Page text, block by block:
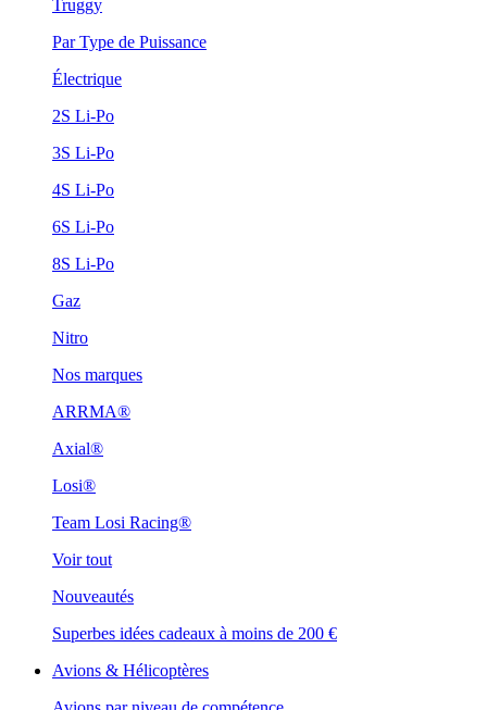
Truggy
Par Type de Puissance
Électrique
2S Li-Po
3S Li-Po
4S Li-Po
6S Li-Po
8S Li-Po
Gaz
Nitro
Nos marques
ARRMA®
Axial®
Losi®
Team Losi Racing®
Voir tout
Nouveautés
Superbes idées cadeaux à moins de 200 €
Avions & Hélicoptères